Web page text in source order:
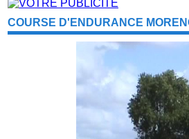
COURSE D'ENDURANCE